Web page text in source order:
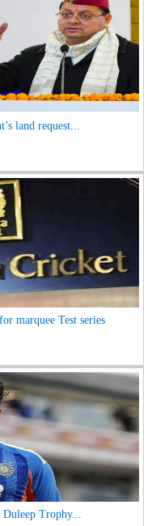
land request...
marquee Test series
Duleep Trophy...